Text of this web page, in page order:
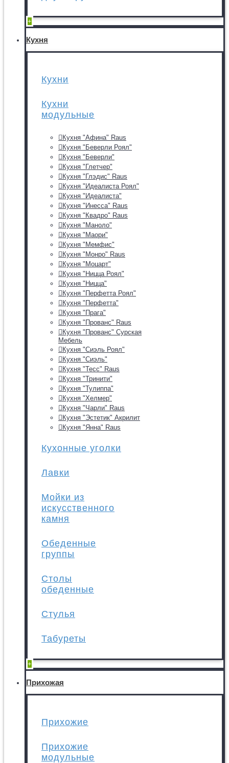
+
Кухня
Кухни
Кухни
модульные
Кухня "Афина" Raus
Кухня "Беверли Роял"
Кухня "Беверли"
Кухня "Глетчер"
Кухня "Глэдис" Raus
Кухня "Идеалиста Роял"
Кухня "Идеалиста"
Кухня "Инесса" Raus
Кухня "Квадро" Raus
Кухня "Маноло"
Кухня "Маори"
Кухня "Мемфис"
Кухня "Монро" Raus
Кухня "Моцарт"
Кухня "Ницца Роял"
Кухня "Ницца"
Кухня "Перфетта Роял"
Кухня "Перфетта"
Кухня "Прага"
Кухня "Прованс" Raus
Кухня "Прованс" Сурская
Мебель
Кухня "Сиэль Роял"
Кухня "Сиэль"
Кухня "Тесс" Raus
Кухня "Тринити"
Кухня "Тулиппа"
Кухня "Хелмер"
Кухня "Чарли" Raus
Кухня "Эстетик" Акрилит
Кухня "Янна" Raus
Кухонные уголки
Лавки
Мойки из
искусственного
камня
Обеденные
группы
Столы
обеденные
Стулья
Табуреты
+
Прихожая
Прихожие
Прихожие
модульные